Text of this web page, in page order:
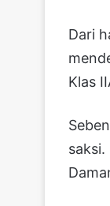
Dari
Klas